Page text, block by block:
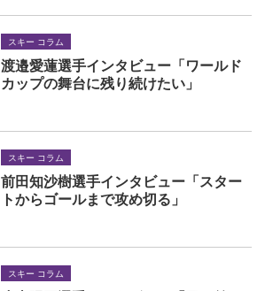
スキー コラム
渡邉愛蓮選手インタビュー「ワールド
カップの舞台に残り続けたい」
スキー コラム
前田知沙樹選手インタビュー「スター
トからゴールまで攻め切る」
スキー コラム